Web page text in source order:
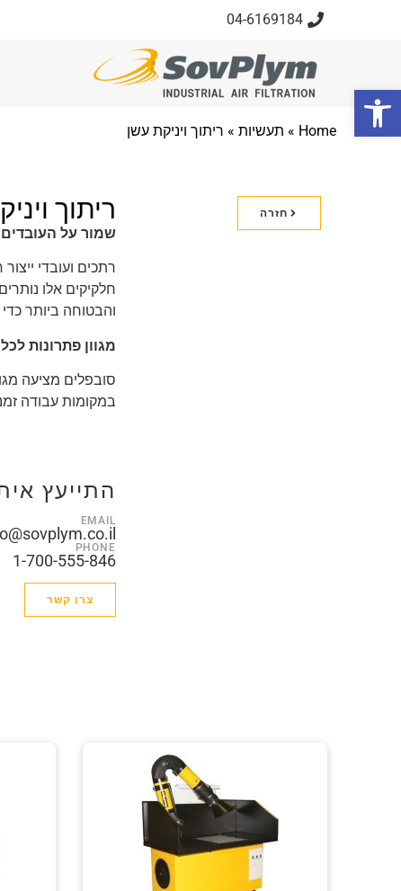
04-6169184
Home
» תעשיות » ריתוך ויניקת עשן
חזרה ריתוך
שמור על
רתכים ועובדי
חלקיקים אלו
והבטוחה ביותר
מגוון פתרונות
סובפלים מציעה
במקומות עבודה
התייעץ
EMAIL
PHONE
1-700-555-846
צרו קשר
פתח סרגל נגישות